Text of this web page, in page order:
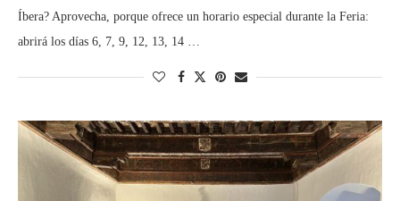
Íbera? Aprovecha, porque ofrece un horario especial durante la Feria:
abrirá los días 6, 7, 9, 12, 13, 14 …